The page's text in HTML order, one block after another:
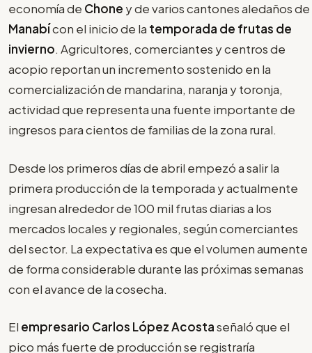
economía de Chone y de varios cantones aledaños de
Manabícon el inicio de la temporada de frutas de
invierno. Agricultores, comerciantes y centros de
acopio reportan un incremento sostenido en la
comercialización de mandarina, naranja y toronja,
actividad que representa una fuente importante de
ingresos para cientos de familias de la zona rural.
Desde los primeros días de abril empezó a salir la
primera producción de la temporada y actualmente
ingresan alrededor de 100 mil frutas diarias a los
mercados locales y regionales, según comerciantes
del sector. La expectativa es que el volumen aumente
de forma considerable durante las próximas semanas
con el avance de la cosecha.
El empresario Carlos López Acostaseñaló que el
pico más fuerte de producción se registraría